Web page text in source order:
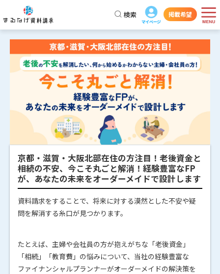
掲載希望
検索
京都・滋賀・大阪北部在住の方注目！老後資金と
相続の不安、今こそ丸ごと解消！経験豊富なFP
が、あなたの未来をオーダーメイドで設計します
資料請求をすることで、将来に対する漠然とした不安や疑
問を解消する糸口が見つかります。
たとえば、主婦や会社員の方が抱えがちな「老後資金」
「相続」「教育費」の悩みについて、当社の経験豊富な
ファイナンシャルプランナーがオーダーメイドの解決策を